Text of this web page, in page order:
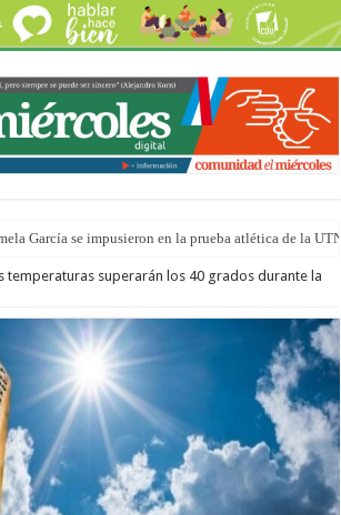
García se impusieron en la prueba atlética de la
temperaturas superarán los 40 grados durante la